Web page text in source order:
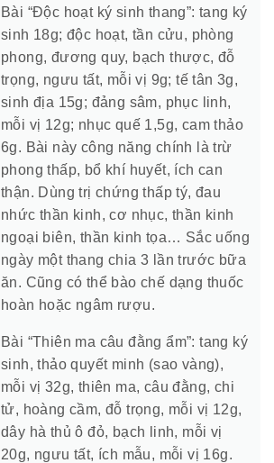
Bài “Độc hoạt ký sinh thang”: tang ký
sinh 18g; độc hoạt, tần cửu, phòng
phong, đương quy, bạch thược, đỗ
trọng, ngưu tất, mỗi vị 9g; tế tân 3g,
sinh địa 15g; đảng sâm, phục linh,
mỗi vị 12g; nhục quế 1,5g, cam thảo
6g. Bài này công năng chính là trừ
phong thấp, bổ khí huyết, ích can
thận. Dùng trị chứng thấp tý, đau
nhức thần kinh, cơ nhục, thần kinh
ngoại biên, thần kinh tọa… Sắc uống
ngày một thang chia 3 lần trước bữa
ăn. Cũng có thể bào chế dạng thuốc
hoàn hoặc ngâm rượu.
Bài “Thiên ma câu đằng ẩm”: tang ký
sinh, thảo quyết minh (sao vàng),
mỗi vị 32g, thiên ma, câu đằng, chi
tử, hoàng cầm, đỗ trọng, mỗi vị 12g,
dây hà thủ ô đỏ, bạch linh, mỗi vị
20g, ngưu tất, ích mẫu, mỗi vị 16g.